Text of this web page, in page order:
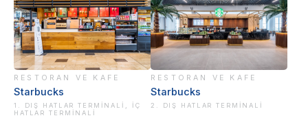
RESTORAN VE KAFE
Starbucks
1. DIŞ HATLAR TERMINALI, İÇ
HATLAR TERMINALI
RESTORAN VE KAFE
Starbucks
2. DIŞ HATLAR TERMINALI